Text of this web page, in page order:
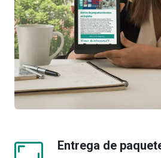
Entrega de